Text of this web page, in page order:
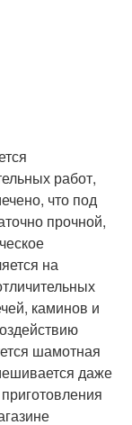
работ,
что под
прочной,
на
каминов и
шамотная
даже